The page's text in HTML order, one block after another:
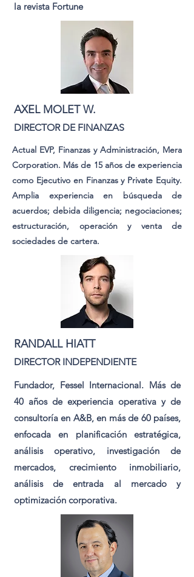
la revista Fortune
AXEL MOLET W.
DIRECTOR DE FINANZAS
Actual EVP, Finanzas y Administración, Mera
Corporation. Más de 15 años de experiencia
como Ejecutivo en Finanzas y Private Equity.
Amplia experiencia en búsqueda de
acuerdos; debida diligencia; negociaciones;
estructuración, operación y venta de
sociedades de cartera.
RANDALL HIATT
DIRECTOR INDEPENDIENTE
Fundador, Fessel Internacional. Más de
40 años de experiencia operativa y de
consultoría en A&B, en más de 60 países,
enfocada en planificación estratégica,
análisis operativo, investigación de
mercados, crecimiento inmobiliario,
análisis de entrada al mercado y
optimización corporativa.